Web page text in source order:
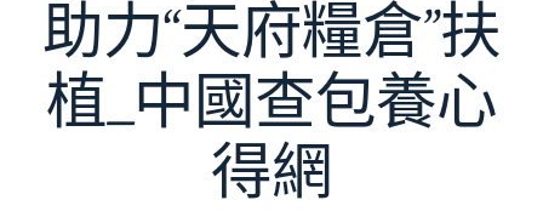
助力“天府糧倉”扶
植_中國查包養心
得網